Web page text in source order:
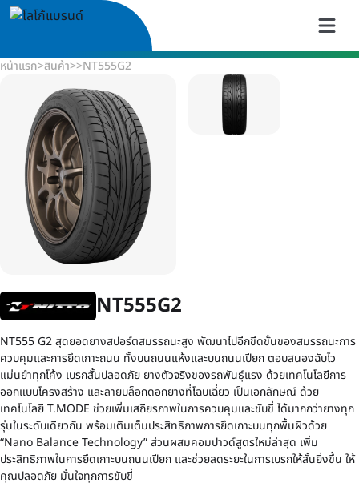
หน้าแรก>สินค้า>>NT555G2
NT555G2
NT555 G2 สุดยอดยางสปอร์ตสมรรถนะสูง พัฒนาไปอีกขีดขั้นของสมรรถนะการ
ควบคุมและการยึดเกาะถนน ทั้งบนถนนแห้งและบนถนนเปียก ตอบสนองฉับไว
แม่นยำทุกโค้ง เบรกสั้นปลอดภัย ยางตัวจริงของรถพันธุ์แรง ด้วยเทคโนโลยีการ
ออกแบบโครงสร้าง และลายบล็อกดอกยางที่โฉบเฉี่ยว เป็นเอกลักษณ์ ด้วย
เทคโนโลยี T.MODE ช่วยเพิ่มเสถียรภาพในการควบคุมและขับขี่ ได้มากกว่ายางทุก
รุ่นในระดับเดียวกัน พร้อมเติมเต็มประสิทธิภาพการยึดเกาะบนทุกพื้นผิวด้วย
“Nano Balance Technology” ส่วนผสมคอมปาวด์สูตรใหม่ล่าสุด เพิ่ม
ประสิทธิภาพในการยึดเกาะบนถนนเปียก และช่วยลดระยะในการเบรกให้สั้นยิ่งขึ้น ให้
คุณปลอดภัย มั่นใจทุกการขับขี่